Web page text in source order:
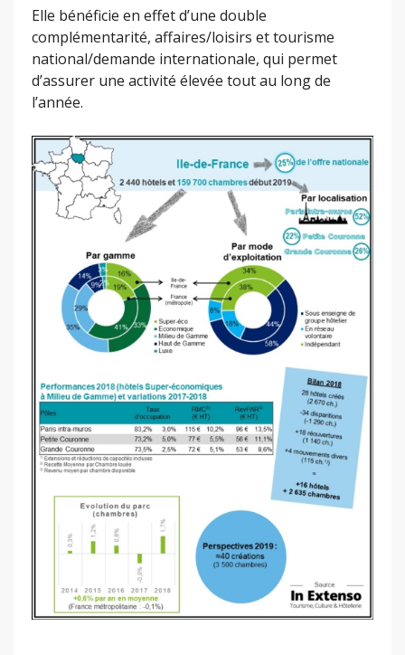
Elle bénéficie en effet d’une double
complémentarité, affaires/loisirs et tourisme
national/demande internationale, qui permet
d’assurer une activité élevée tout au long de
l’année.